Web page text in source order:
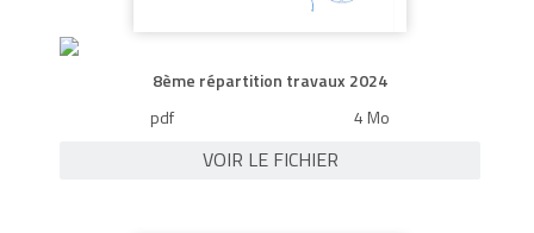
8ème répartition travaux 2024
pdf
4 Mo
VOIR LE FICHIER